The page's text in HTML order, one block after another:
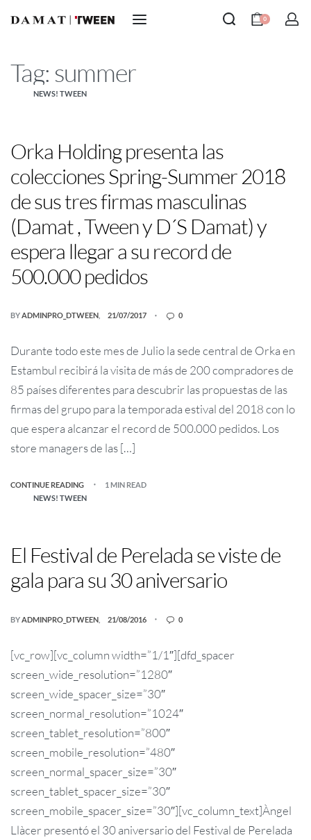
0
Tag: summer
NEWS! TWEEN
Orka Holding presenta las
colecciones Spring-Summer 2018
de sus tres firmas masculinas
(Damat , Tween y D´S Damat) y
espera llegar a su record de
500.000 pedidos
BYADMINPRO_DTWEEN 21/07/2017 0
Durante todo este mes de Julio la sede central de Orka en
Estambul recibirá la visita de más de 200 compradores de
85 países diferentes para descubrir las propuestas de las
firmas del grupo para la temporada estival del 2018 con lo
que espera alcanzar el record de 500.000 pedidos. Los
store managers de las […]
CONTINUE READING
1 MIN READ
NEWS! TWEEN
El Festival de Perelada se viste de
gala para su 30 aniversario
BYADMINPRO_DTWEEN 21/08/2016 0
[vc_row][vc_column width=”1/1″][dfd_spacer
screen_wide_resolution=”1280″
screen_wide_spacer_size=”30″
screen_normal_resolution=”1024″
screen_tablet_resolution=”800″
screen_mobile_resolution=”480″
screen_normal_spacer_size=”30″
screen_tablet_spacer_size=”30″
screen_mobile_spacer_size=”30″][vc_column_text]Àngel
Llàcer presentó el 30 aniversario del Festival de Perelada